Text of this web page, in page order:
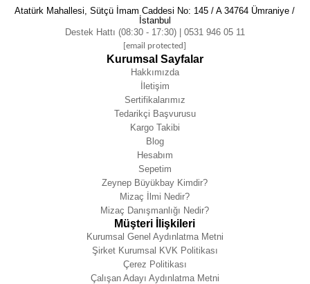
Atatürk Mahallesi, Sütçü İmam Caddesi No: 145 / A 34764 Ümraniye /
İstanbul
Destek Hattı (08:30 - 17:30) | 0531 946 05 11
[email protected]
Kurumsal Sayfalar
Hakkımızda
İletişim
Sertifikalarımız
Tedarikçi Başvurusu
Kargo Takibi
Blog
Hesabım
Sepetim
Zeynep Büyükbay Kimdir?
Mizaç İlmi Nedir?
Mizaç Danışmanlığı Nedir?
Müşteri İlişkileri
Kurumsal Genel Aydınlatma Metni
Şirket Kurumsal KVK Politikası
Çerez Politikası
Çalışan Adayı Aydınlatma Metni